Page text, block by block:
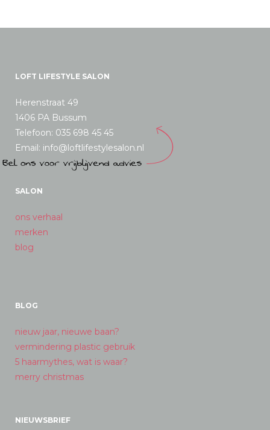
LOFT LIFESTYLE SALON
Herenstraat 49
1406 PA Bussum
Telefoon: 035 698 45 45
Email: info@loftlifestylesalon.nl
SALON
ons verhaal
merken
blog
BLOG
nieuw jaar, nieuwe baan?
vermindering plastic gebruik
5 haarmythes, wat is waar?
merry christmas
NIEUWSBRIEF